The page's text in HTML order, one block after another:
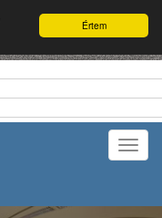
Értem